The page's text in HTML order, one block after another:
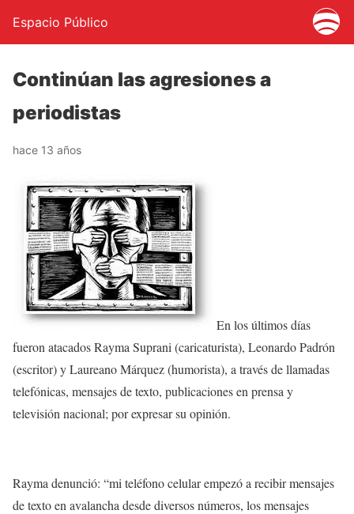
Espacio Público
Continúan las agresiones a
periodistas
hace 13 años
En los últimos días
fueron atacados Rayma Suprani (caricaturista), Leonardo Padrón
(escritor) y Laureano Márquez (humorista), a través de llamadas
telefónicas, mensajes de texto, publicaciones en prensa y
televisión nacional; por expresar su opinión.
Rayma denunció: “mi teléfono celular empezó a recibir mensajes
de texto en avalancha desde diversos números, los mensajes